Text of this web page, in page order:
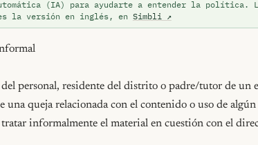
(IA) para ayudarte a entender la
la versión en inglés, en Simbli ↗
personal, residente del distrito o padre/tutor de un
una queja relacionada con el contenido o uso de
tratar informalmente el material en cuestión con el